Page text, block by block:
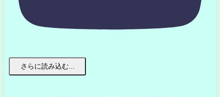
さらに読み込む...